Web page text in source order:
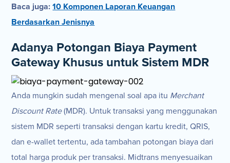
Baca juga:10 Komponen Laporan Keuangan
Berdasarkan Jenisnya
Adanya Potongan Biaya Payment
Gateway Khusus untuk Sistem MDR
Anda mungkin sudah mengenal soal apa itu Merchant
Discount Rate(MDR). Untuk transaksi yang menggunakan
sistem MDR seperti transaksi dengan kartu kredit, QRIS,
dan e-wallet tertentu, ada tambahan potongan biaya dari
total harga produk per transaksi. Midtrans menyesuaikan